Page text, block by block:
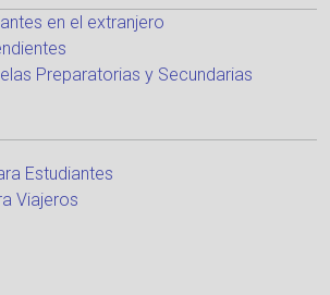
en el extranjero
Preparatorias y Secundarias
Estudiantes
Viajeros